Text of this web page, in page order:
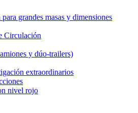
grandes masas y dimensiones
Circulación
y dúo-trailers)
extraordinarios
nivel rojo